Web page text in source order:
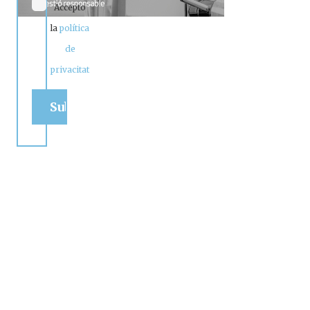
Accepto
lapolítica
de
privacitat